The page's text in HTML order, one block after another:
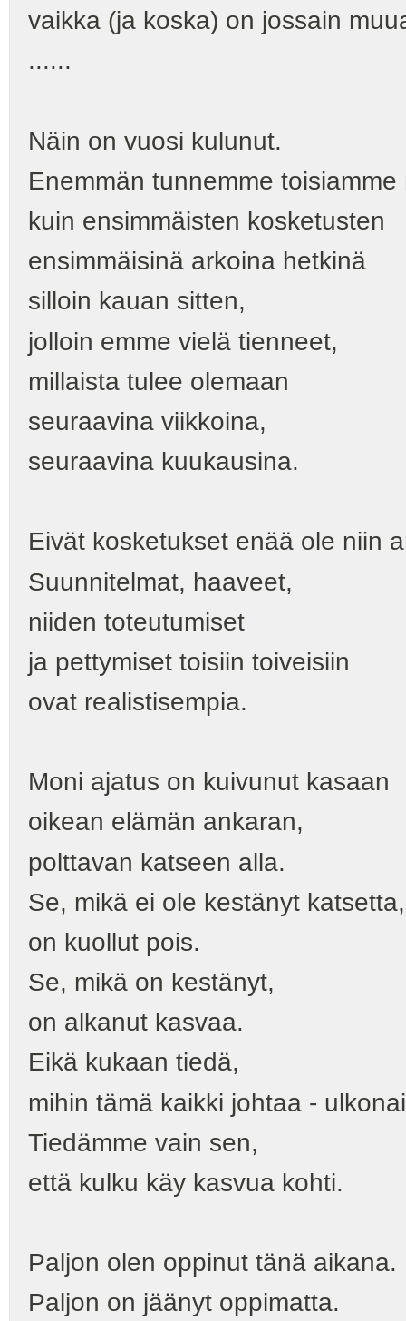
vaikka (ja koska) on jossain
......
Näin on vuosi kulunut.
Enemmän tunnemme toisiamme
kuin ensimmäisten kosketusten
ensimmäisinä arkoina hetkinä
silloin kauan sitten,
jolloin emme vielä tienneet,
millaista tulee olemaan
seuraavina viikkoina,
seuraavina kuukausina.
Eivät kosketukset enää ole niin
Suunnitelmat, haaveet,
niiden toteutumiset
ja pettymiset toisiin toiveisiin
ovat realistisempia.
Moni ajatus on kuivunut kasaan
oikean elämän ankaran,
polttavan katseen alla.
Se, mikä ei ole kestänyt katsetta,
on kuollut pois.
Se, mikä on kestänyt,
on alkanut kasvaa.
Eikä kukaan tiedä,
mihin tämä kaikki johtaa -
Tiedämme vain sen,
että kulku käy kasvua kohti.
Paljon olen oppinut tänä aikana.
Paljon on jäänyt oppimatta.